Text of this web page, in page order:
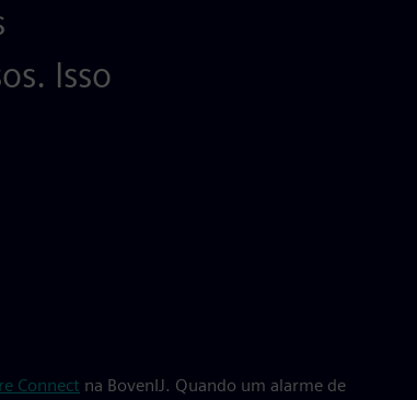
Isso
Connect na BovenIJ. Quando um alarme de